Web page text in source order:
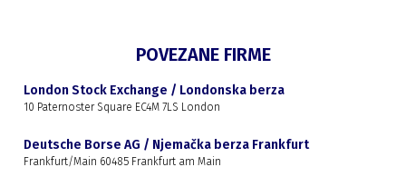
POVEZANE FIRME
London Stock Exchange / Londonska berza
10 Paternoster Square EC4M 7LS London
Deutsche Borse AG / Njemačka berza Frankfurt
Frankfurt/Main 60485 Frankfurt am Main